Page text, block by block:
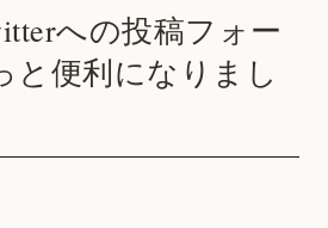
への投稿フォー
と便利になりまし